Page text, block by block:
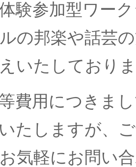
験参加型ワー
の邦楽や話芸
いたしており
費用につきま
たしますが、
気軽にお問い